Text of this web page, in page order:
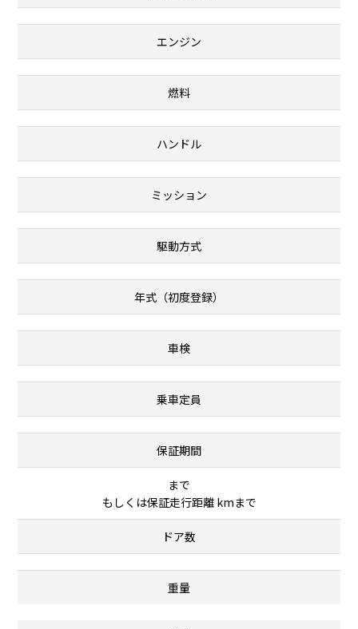
エンジン
燃料
ハンドル
ミッション
駆動方式
年式（初度登録）
車検
乗車定員
保証期間
まで
もしくは保証走行距離 kmまで
ドア数
重量